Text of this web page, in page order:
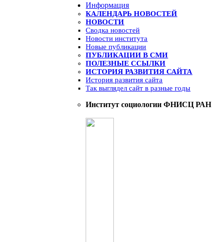
Информация
КАЛЕНДАРЬ НОВОСТЕЙ
НОВОСТИ
Сводка новостей
Новости института
Новые публикации
ПУБЛИКАЦИИ В СМИ
ПОЛЕЗНЫЕ ССЫЛКИ
ИСТОРИЯ РАЗВИТИЯ САЙТА
История развития сайта
Так выглядел сайт в разные годы
Институт социологии ФНИСЦ РАН